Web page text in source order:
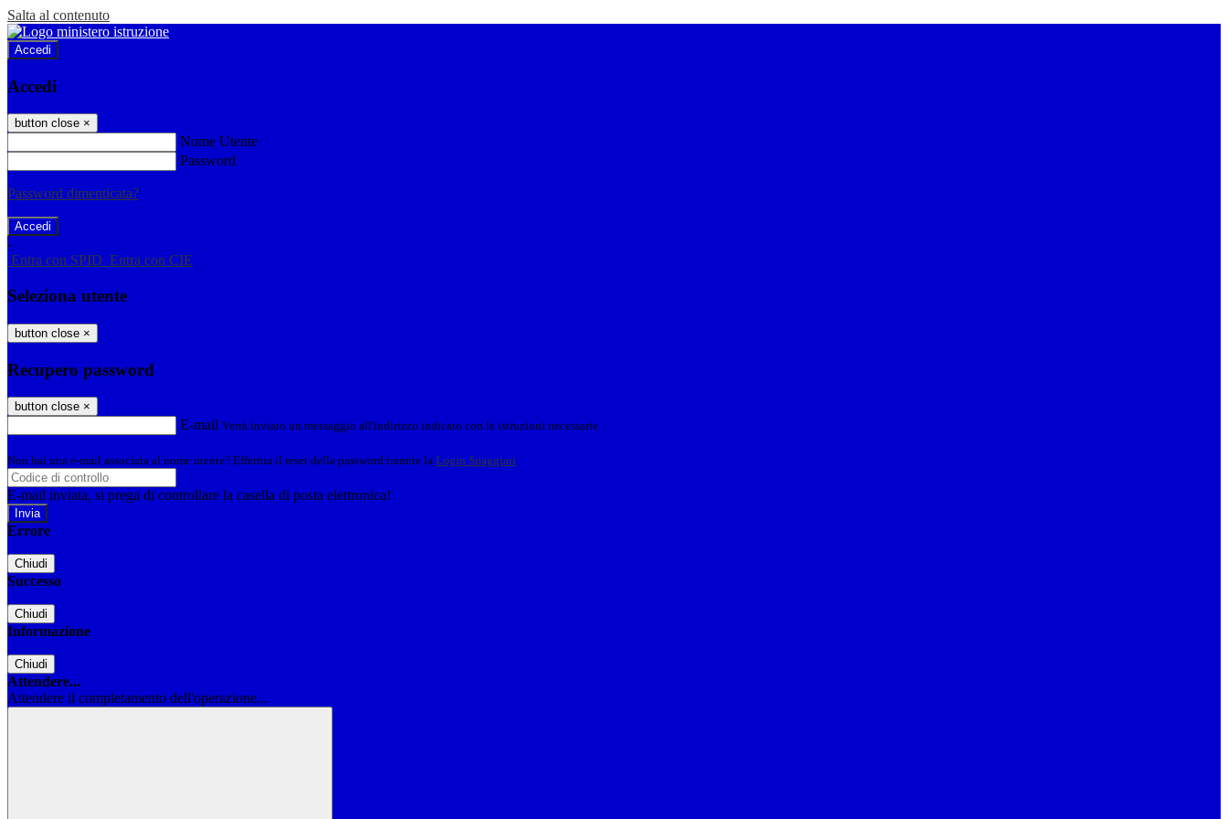
Salta al contenuto
Accedi
Accedi
button close ×
Nome Utente
Password
Password dimenticata?
-
Entra con SPID Entra con CIE
Seleziona utente
button close ×
Recupero password
button close ×
E-mail Verrà inviato un messaggio all'indirizzo indicato con le istruzioni necessarie.
Non hai una e-mail associata al nome utente? Effettua il reset della password tramite la Login Spaggiari
E-mail inviata, si prega di controllare la casella di posta elettronica!
Errore
Chiudi
Successo
Chiudi
Informazione
Chiudi
Attendere...
Attendere il completamento dell'operazione...